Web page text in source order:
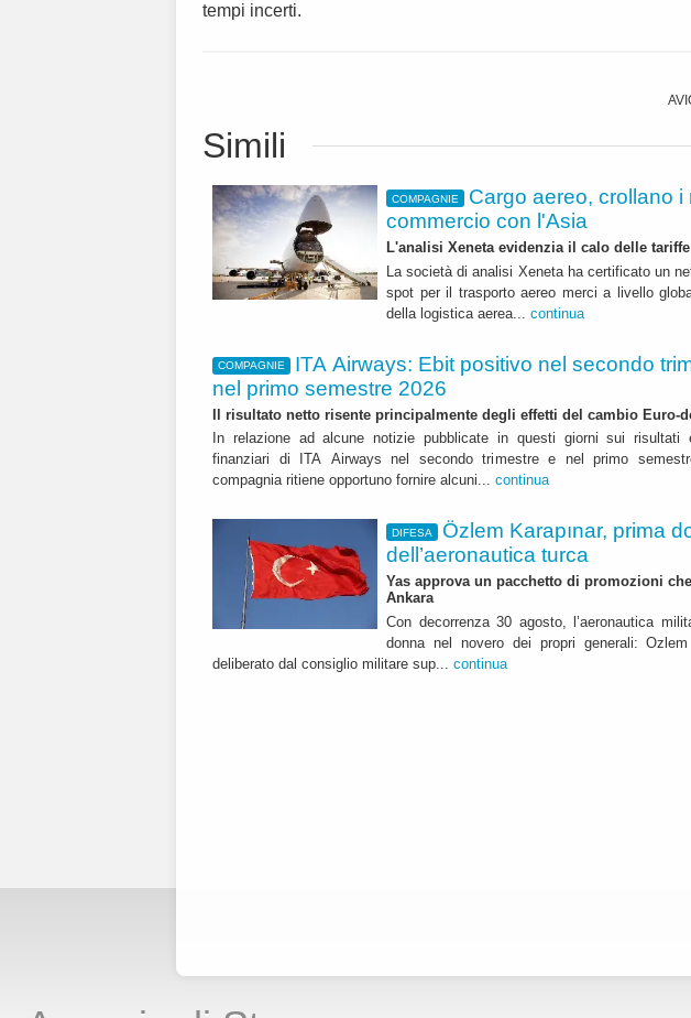
tempi incerti.
Simili
COMPAGNIE
Cargo aereo, crollano i
commercio con l'Asia
L'analisi Xeneta evidenzia il calo delle
La società di analisi Xeneta ha certificato un
spot per il trasporto aereo merci a livello
della logistica aerea... continua
COMPAGNIE
ITA Airways: Ebit positivo nel secondo
nel primo semestre 2026
Il risultato netto risente principalmente degli effetti del cambio Euro-
In relazione ad alcune notizie pubblicate in questi giorni sui risultati
finanziari di ITA Airways nel secondo trimestre e nel primo
compagnia ritiene opportuno fornire alcuni... continua
DIFESA
Özlem Karapınar, prima
dell’aeronautica turca
Yas approva un pacchetto di promozioni
Ankara
Con decorrenza 30 agosto, l’aeronautica
donna nel novero dei propri generali:
deliberato dal consiglio militare sup... continua